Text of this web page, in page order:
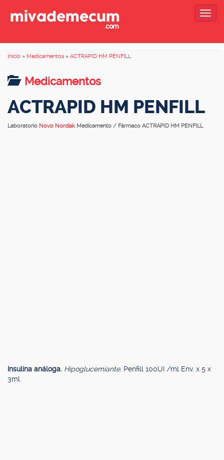
Inicio » Medicamentos » ACTRAPID HM PENFILL
Medicamentos
ACTRAPID HM PENFILL
Laboratorio Novo Nordisk Medicamento / Fármaco ACTRAPID HM PENFILL
Insulina análoga. Hipoglucemiante. Penfill 100UI /ml Env. x 5 x
3ml.